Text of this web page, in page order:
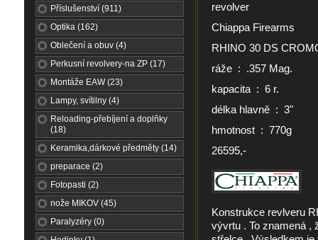
Příslušenství (911)
Optika (162)
Oblečení a obuv (4)
Perkusní revolvery-na ZP (17)
Montáže EAW (23)
Lampy, svítilny (4)
Reloading-přebíjení a doplňky
(18)
Keramika,dárkové předměty (14)
preparace (2)
Fotopasti (2)
nože MIKOV (45)
Paralyzéry (0)
revolver
Chiappa Firearms
RHINO 30 DS
ráže : .357 Mag.
kapacita : 6 r.
délka hlavně : 3"
hmotnost : 770g
26595,-
Konstrukce revlveru
vývrtu . To znamená ,